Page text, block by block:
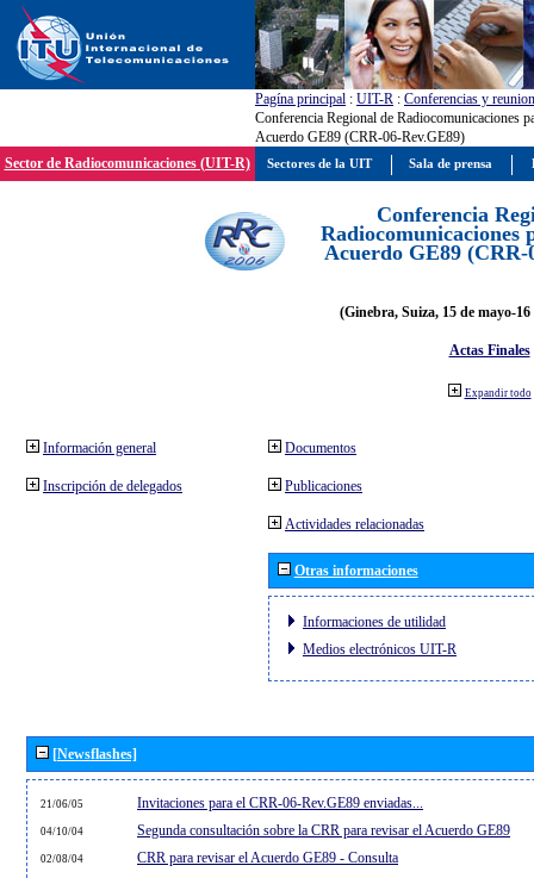
Pagína principal : UIT-R : Conferencias y
Conferencia Regional de Radiocomunicaciones
Acuerdo GE89 (CRR-06-Rev.GE89)
Sector de Radiocomunicaciones (UIT-R)
Conferencia
Radiocomunicaciones
Acuerdo GE89 (CRR-
(Ginebra, Suiza, 15 de mayo-
Actas Finales
Expandir todo
Información general
Inscripción de delegados
Documentos
Publicaciones
Actividades relacionadas
Otras informaciones
Informaciones de utilidad
Medios electrónicos UIT-R
[Newsflashes]
21/06/05 Invitaciones para el CRR-06-Rev.GE89 enviadas...
04/10/04 Segunda consultación sobre la CRR para revisar el Acuerdo GE89
02/08/04 CRR para revisar el Acuerdo GE89 - Consulta
Sectores de la UIT Sala de prensa